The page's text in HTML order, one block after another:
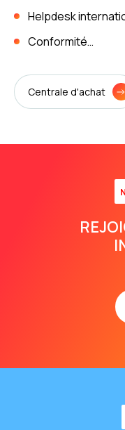
Helpdesk
Conformité…
Centrale d'achat